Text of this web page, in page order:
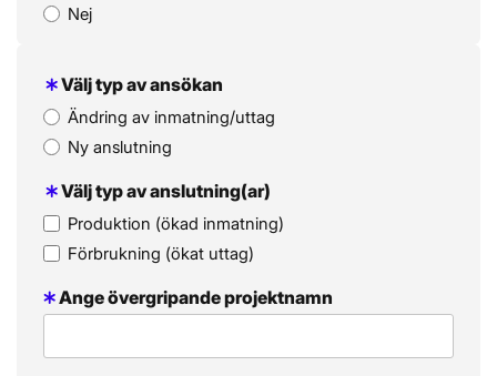
Nej
Välj typ av ansökan
Ändring av inmatning/uttag
Ny anslutning
Välj typ av anslutning(ar)
Produktion (ökad inmatning)
Förbrukning (ökat uttag)
Ange övergripande projektnamn